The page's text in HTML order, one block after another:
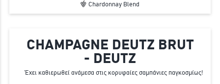
Chardonnay Blend
CHAMPAGNE DEUTZ BRUT
- DEUTZ
Έχει καθιερωθεί ανάμεσα στις κορυφαίες σαμπάνιες παγκοσμίως!